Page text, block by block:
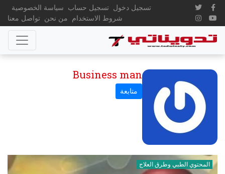
تسجيل دخول تسجيل حساب سياسة الخصوصية
شروط الاستخدام من نحن تواصل معنا
Business man
المحتوي الطبي وطرق العلاج